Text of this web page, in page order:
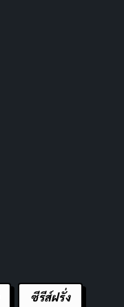
ซีรีส์ฝรั่ง